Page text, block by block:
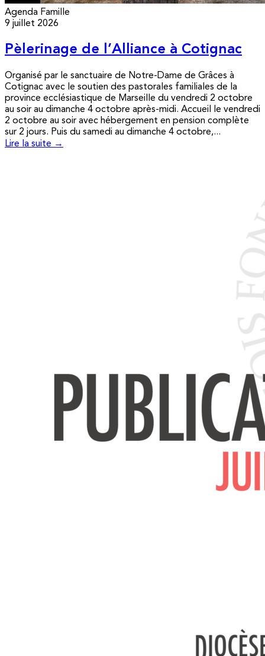
Agenda Famille
9 juillet 2026
Pèlerinage de l’Alliance à Cotignac
Organisé par le sanctuaire de Notre-Dame de Grâces à
Cotignac avec le soutien des pastorales familiales de la
province ecclésiastique de Marseille du vendredi 2 octobre
au soir au dimanche 4 octobre après-midi. Accueil le vendredi
2 octobre au soir avec hébergement en pension complète
sur 2 jours. Puis du samedi au dimanche 4 octobre,...
Lire la suite →